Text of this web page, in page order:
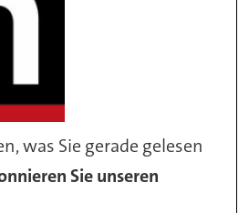
was Sie gerade gelesen
Sie unseren